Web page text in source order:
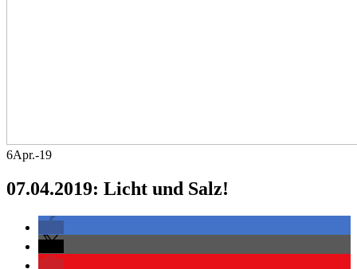
6Apr.-19
07.04.2019: Licht und Salz!